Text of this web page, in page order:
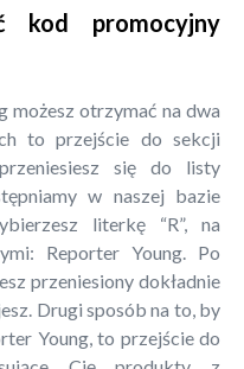
kod promocyjny
możesz otrzymać na dwa
to przejście do sekcji
się do listy
w naszej bazie
literkę “R”, na
Reporter Young. Po
przeniesiony dokładnie
Drugi sposób na to, by
Young, to przejście do